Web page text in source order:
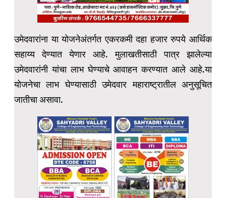
उमेदवारांना या योजनेअंतर्गत एकरकमी दहा हजार रुपये आर्थिक
सहाय्य देण्यात येणार आहे. मुलाखतीसाठी पात्र झालेल्या
उमेदवारांनी यांचा लाभ घेण्याचे आवाहन करण्यात आले आहे.या
योजनेचा लाभ घेण्यासाठी उमेदवार महाराष्ट्रातील अनुसूचित
जातीचा असावा.